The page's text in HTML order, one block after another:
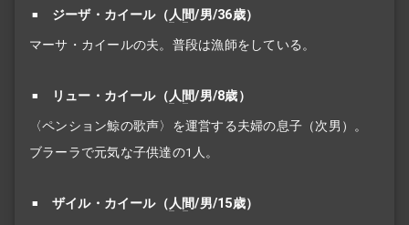
ジーザ・カイール（人間/男/36歳）
マーサ・カイールの夫。普段は漁師をしている。
リュー・カイール（人間/男/8歳）
〈ペンション鯨の歌声〉を運営する夫婦の息子（次男）。
ブラーラで元気な子供達の1人。
ザイル・カイール（人間/男/15歳）